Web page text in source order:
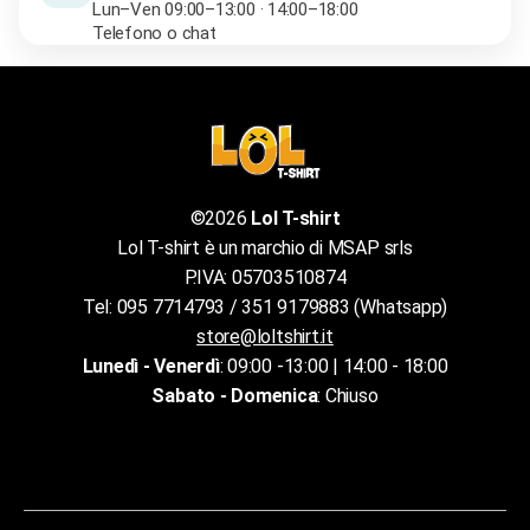
Lun–Ven 09:00–13:00 · 14:00–18:00
Telefono o chat
©2026 Lol T-shirt
Lol T-shirt è un marchio di MSAP srls
P.IVA: 05703510874
Tel: 095 7714793 / 351 9179883 (Whatsapp)
store@loltshirt.it
Lunedì - Venerdì: 09:00 -13:00 | 14:00 - 18:00
Sabato - Domenica: Chiuso